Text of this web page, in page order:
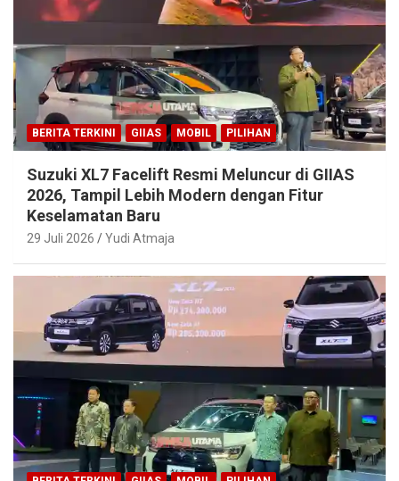
BERITA TERKINI GIIAS MOBIL PILIHAN
Suzuki XL7 Facelift Resmi Meluncur di GIIAS
2026, Tampil Lebih Modern dengan Fitur
Keselamatan Baru
29 Juli 2026 Yudi Atmaja